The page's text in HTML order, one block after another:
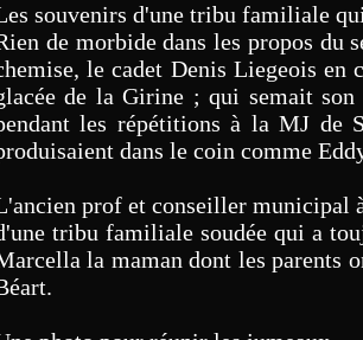
souvenirs d'une tribu familiale
de morbide dans les propos du
le cadet Denis Liegeois en
de la Girine ; qui semait
les répétitions à la MJ de
dans le coin comme
prof et conseiller municipal
tribu familiale soudée qui a
la maman dont les parents